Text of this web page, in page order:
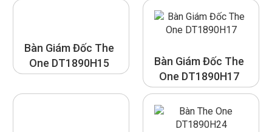
Bàn Giám Đốc The
One DT1890H15
Bàn Giám Đốc The
One DT1890H17